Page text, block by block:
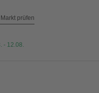
prüfen
- 12.08.